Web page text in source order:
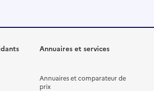
Annuaires et services
Annuaires et comparateur de
prix